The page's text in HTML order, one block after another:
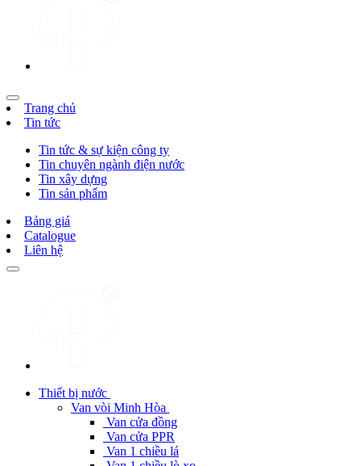
Trang chủ
Tin tức
Tin tức & sự kiện công ty
Tin chuyên ngành điện nước
Tin xây dựng
Tin sản phẩm
Bảng giá
Catalogue
Liên hệ
Thiết bị nước
Van vòi Minh Hòa
Van cửa đồng
Van cửa PPR
Van 1 chiều lá